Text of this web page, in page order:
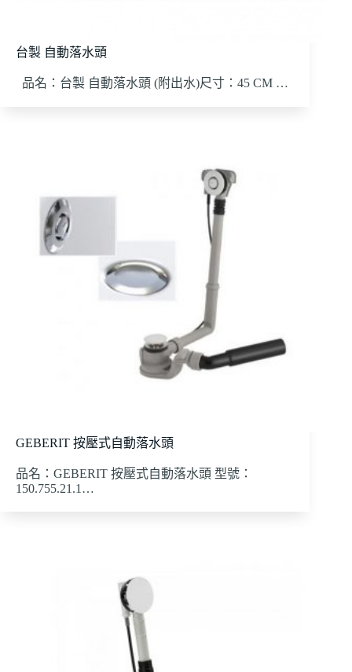
台製 自動落水頭
品名：台製 自動落水頭 (附出水)尺寸：45 CM …
GEBERIT 按壓式自動落水頭
品名：GEBERIT 按壓式自動落水頭 型號：
150.755.21.1…